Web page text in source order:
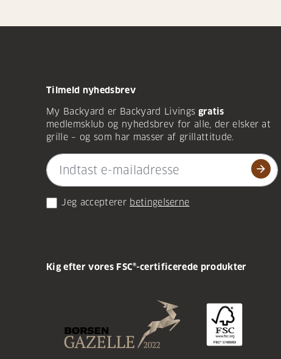
Tilmeld nyhedsbrev
My Backyard er Backyard Livings gratis
medlemsklub og nyhedsbrev for alle, der elsker at
grille – og som har masser af grillattitude.
arrow_forward
Jeg accepterer betingelserne
Kig efter vores FSC®-certificerede produkter